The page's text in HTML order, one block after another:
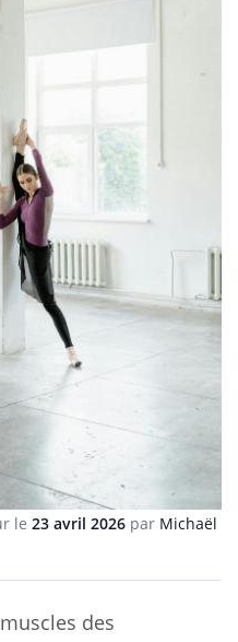
le 23 avril 2026 par Michaël
des